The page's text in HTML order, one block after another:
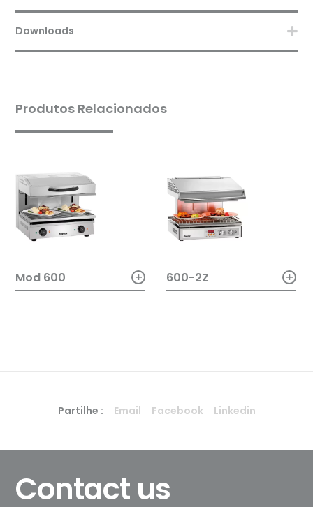
Downloads
Produtos Relacionados
Mod 600 + 600-2Z +
Partilhe : Email Facebook Linkedin
Contact us